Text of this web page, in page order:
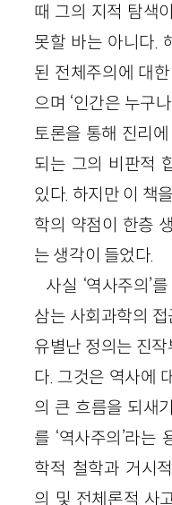
때 그의 지적 탐색
못할 바는 아니다.
된 전체주의에 대
으며 ‘인간은 누구
토론을 통해 진리
되는 그의 비판적
있다. 하지만 이 책
학의 약점이 한층
는 생각이 들었다.
사실 ‘역사주의’
삼는 사회과학의 접
유별난 정의는 진
다. 그것은 역사에
의 큰 흐름을 되새
를 ‘역사주의’라는
학적 철학과 거시
의 및 전체론적 사